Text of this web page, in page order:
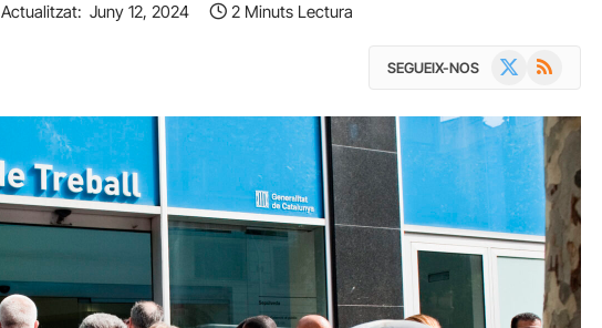
Actualitzat: Juny 12, 2024 2 Minuts Lectura
SEGUEIX-NOS RSS